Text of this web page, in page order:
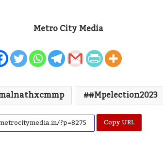
Metro City Media
#mpelection2023
Copy URL
कहां गईं बाकी 16
घरेलू विवाद ने ली
पति ने पीया जहर